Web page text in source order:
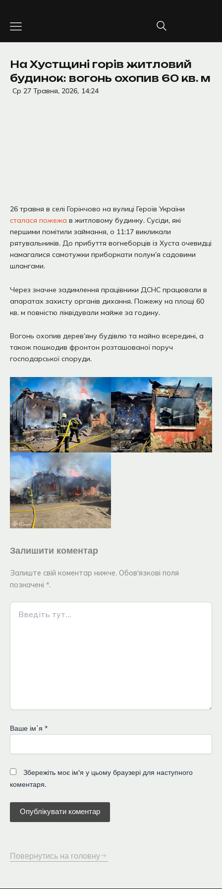
вмісту
На Хустщині горів житловий
будинок: вогонь охопив 60 кв. м
Ср 27 Травня, 2026, 14:24
26 травня в селі Горінчово на вулиці Героїв України
сталася пожежа в житловому будинку. Сусіди, які
першими помітили займання, о 11:17 викликали
рятувальників. До прибуття вогнеборців із Хуста очевидці
намагалися самотужки приборкати полум’я садовими
шлангами.
Через значне задимлення працівники ДСНС працювали в
апаратах захисту органів дихання. Пожежу на площі 60
кв. м повністю ліквідували майже за годину.
Вогонь охопив дерев’яну будівлю та майно всередині, а
також пошкодив фронтон розташованої поруч
господарської споруди.
Залишити коментар
Залиште свій коментар нижче. Обов'язкові поля
позначені *.
Введіть
тут...
Ваше імʼя *
Збережіть моє ім'я у цьому браузері для наступного
коментаря.
Повернутись на головну